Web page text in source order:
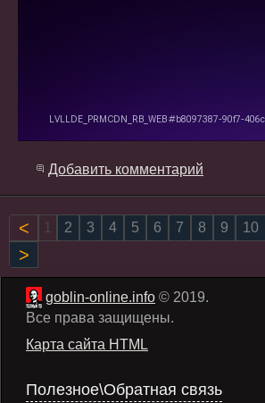
Добавить комментарий
Назад1 2 3 4 5 6 7 8 9
10
Вперёд
goblin-online.info © 2019.
Все права защищены.
Карта сайта HTML
Полезное\Обратная связь